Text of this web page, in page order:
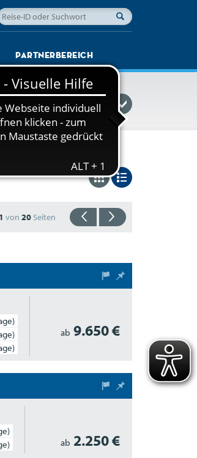
Partnerbereich
Reisefinder einblenden
1 von 20 Seiten
ab 9.650 €
ab 2.250 €